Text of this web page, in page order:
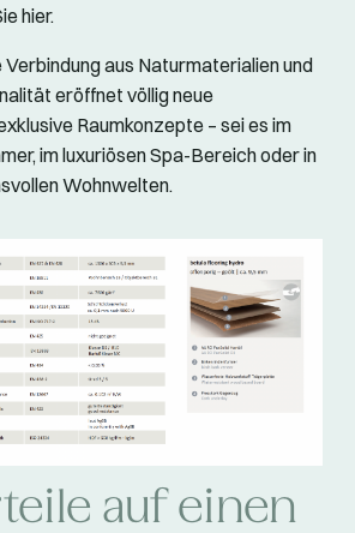
hier.
aus Naturmaterialien und
eröffnet völlig neue
Raumkonzepte – sei es im
im luxuriösen Spa-Bereich oder in
Wohnwelten.
auf einen